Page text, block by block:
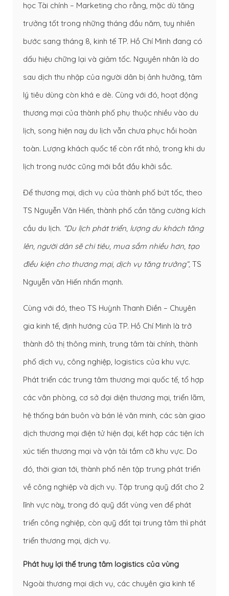
học Tài chính – Marketing cho rằng, mặc dù tăng
trưởng tốt trong những tháng đầu năm, tuy nhiên
bước sang tháng 8, kinh tế TP. Hồ Chí Minh đang có
dấu hiệu chững lại và giảm tốc. Nguyên nhân là do
sau dịch thu nhập của người dân bị ảnh hưởng, tâm
lý tiêu dùng còn khá e dè. Cùng với đó, hoạt động
thương mại của thành phố phụ thuộc nhiều vào du
lịch, song hiện nay du lịch vẫn chưa phục hồi hoàn
toàn. Lượng khách quốc tế còn rất nhỏ, trong khi du
lịch trong nước cũng mới bắt đầu khởi sắc.
Để thương mại, dịch vụ của thành phố bứt tốc, theo
TS Nguyễn Văn Hiến, thành phố cần tăng cường kích
cầu du lịch. “Du lịch phát triển, lượng du khách tăng
lên, người dân sẽ chi tiêu, mua sắm nhiều hơn, tạo
điều kiện cho thương mại, dịch vụ tăng trưởng”, TS
Nguyễn văn Hiến nhấn mạnh.
Cùng với đó, theo TS Huỳnh Thanh Điền – Chuyên
gia kinh tế, định hướng của TP. Hồ Chí Minh là trở
thành đô thị thông minh, trung tâm tài chính, thành
phố dịch vụ, công nghiệp, logistics của khu vực.
Phát triển các trung tâm thương mại quốc tế, tổ hợp
các văn phòng, cơ sở đại diện thương mại, triển lãm,
hệ thống bán buôn và bán lẻ văn minh, các sàn giao
dịch thương mại điện tử hiện đại, kết hợp các tiện ích
xúc tiến thương mại và vận tải tầm cỡ khu vực. Do
đó, thời gian tới, thành phố nên tập trung phát triển
về công nghiệp và dịch vụ. Tập trung quỹ đất cho 2
lĩnh vực này, trong đó quỹ đất vùng ven để phát
triển công nghiệp, còn quỹ đất tại trung tâm thì phát
triển thương mại, dịch vụ.
Phát huy lợi thế trung tâm logistics của vùng
Ngoài thương mại dịch vụ, các chuyên gia kinh tế